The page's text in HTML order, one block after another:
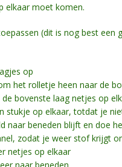
elkaar moet komen.
(dit is nog best
op
het rolletje heen naar de
bovenste laag netjes op
stukje op elkaar, totdat je
naar beneden blijft en doe
zodat je weer stof krijgt
netjes op elkaar
naar beneden